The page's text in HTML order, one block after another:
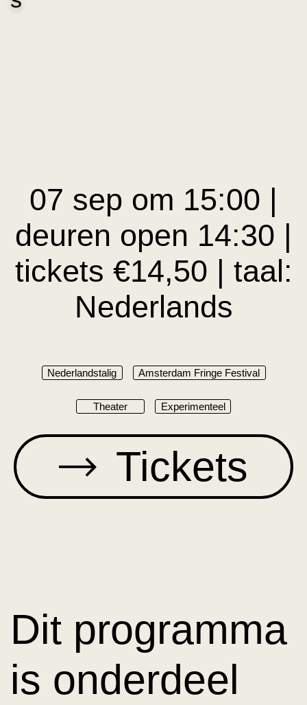
07 sep om 15:00 |
deuren open 14:30 |
tickets €14,50 | taal:
Nederlands
Nederlandstalig Amsterdam Fringe Festival
Theater Experimenteel
Tickets
Dit programma
is onderdeel